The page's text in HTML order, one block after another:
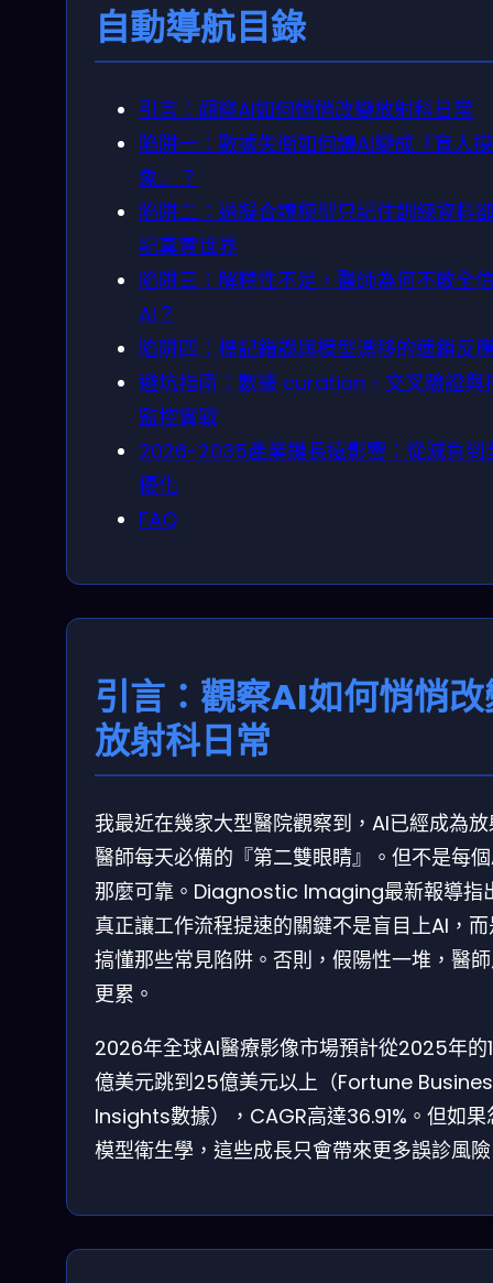
自動導航目錄
引言：觀察AI如何悄悄改變放射科日常
陷阱一：數據失衡如何讓AI變成『盲人摸
象』？
陷阱二：過擬合讓模型只記住訓練資料
記真實世界
陷阱三：解釋性不足，醫師為何不敢全
AI？
陷阱四：標記錯誤與模型漂移的連鎖反
避坑指南：數據 curation、交叉驗證與
監控實戰
2026-2035產業鏈長遠影響：從減負到
優化
FAQ
引言：觀察AI如何悄悄
放射科日常
我最近在幾家大型醫院觀察到，AI已經成為
醫師每天必備的『第二雙眼睛』。但不是每
那麼可靠。Diagnostic Imaging最新報導指
真正讓工作流程提速的關鍵不是盲目上AI，
搞懂那些常見陷阱。否則，假陽性一堆，醫
更累。
2026年全球AI醫療影像市場預計從2025年的
億美元跳到25億美元以上（Fortune
Insights數據），CAGR高達36.91%。但如果
模型衛生學，這些成長只會帶來更多誤診風